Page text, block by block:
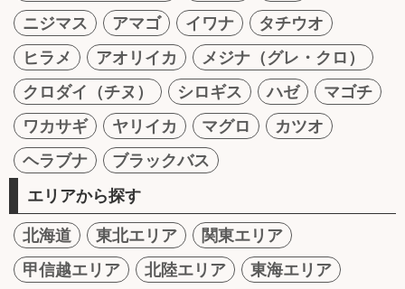
ニジマス
アマゴ イワナ
タチウオ
ヒラメ
アオリイカ
メジナ（グレ・クロ）
クロダイ（チヌ）
シロギス ハゼ
マゴチ
ワカサギ
ヤリイカ マグロ
カツオ
ヘラブナ
ブラックバス
エリアから探す
北海道 東北エリア
関東エリア
甲信越エリア
北陸エリア
東海エリア